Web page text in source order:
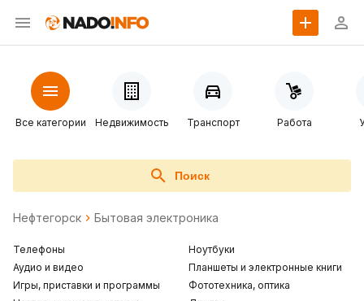
Все категории Недвижимость Транспорт Работа
Поиск
Нефтегорск Бытовая электроника
Телефоны
Аудио и видео
Игры, приставки и программы
Ноутбуки
Планшеты и электронные книги
Фототехника, оптика